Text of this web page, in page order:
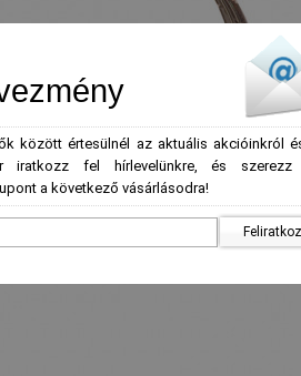
között értesülnél az aktuális akcióinkról
iratkozz fel hírlevelünkre, és szerezz
a következő vásárlásodra!